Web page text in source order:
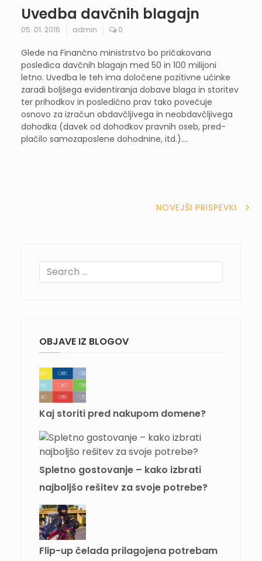
Uvedba davčnih blagajn
05. 01. 2016 admin 0
Glede na Finančno ministrstvo bo pričakovana
posledica davčnih blagajn med 50 in 100 milijoni
letno. Uvedba le teh ima določene pozitivne učinke
zaradi boljšega evidentiranja dobave blaga in storitev
ter prihodkov in posledično prav tako povečuje
osnovo za izračun obdavčljivega in neobdavčljivega
dohodka (davek od dohodkov pravnih oseb, pred-
plačilo samozaposlene dohodnine, itd.).…
NOVEJŠI PRISPEVKI
OBJAVE IZ BLOGOV
Kaj storiti pred nakupom domene?
Spletno gostovanje – kako izbrati
najboljšo rešitev za svoje potrebe?
Flip-up čelada prilagojena potrebam